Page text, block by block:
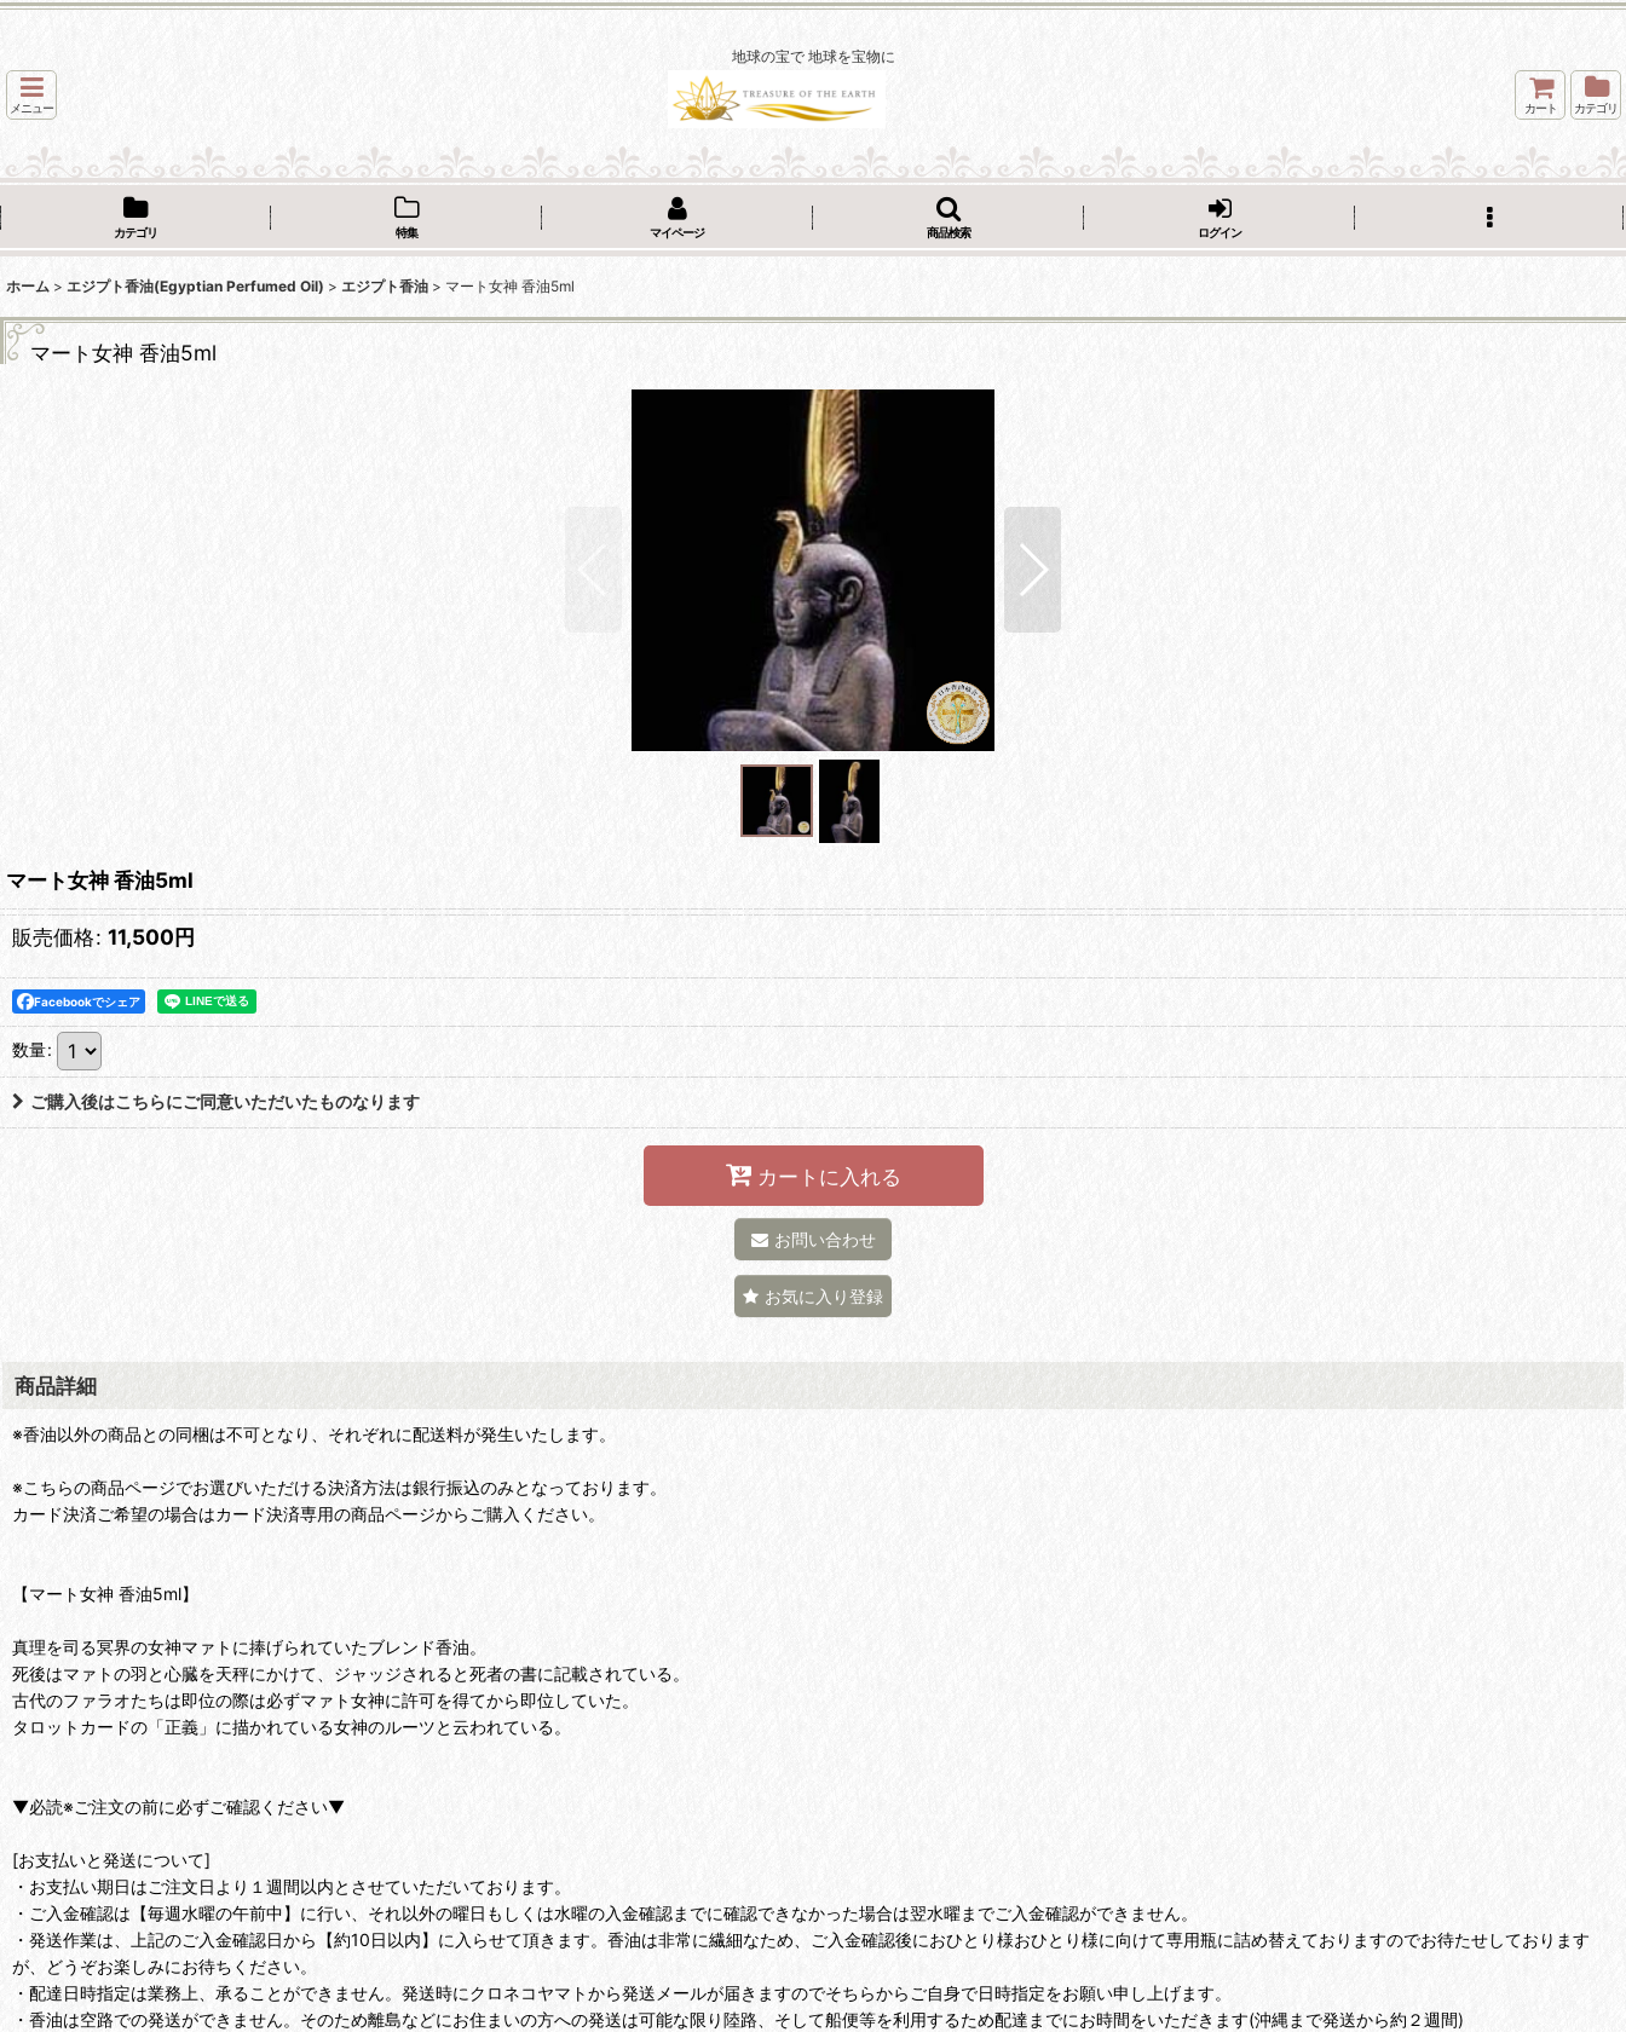
地球の宝で 地球を宝物に
メニュー カート カテゴリ
カテゴリ 特集 マイページ 商品検索 ログイン
ホーム > エジプト香油(Egyptian Perfumed Oil) > エジプト香油 > マート女神 香油5ml
マート女神 香油5ml
マート女神 香油5ml
販売価格: 11,500円
Facebookでシェア
数量:
ご購入後はこちらにご同意いただいたものなります
カートに入れる
お問い合わせ
お気に入り登録
商品詳細
※香油以外の商品との同梱は不可となり、それぞれに配送料が発生いたします。
※こちらの商品ページでお選びいただける決済方法は銀行振込のみとなっております。
カード決済ご希望の場合はカード決済専用の商品ページからご購入ください。
【マート女神 香油5ml】
真理を司る冥界の女神マァトに捧げられていたブレンド香油。
死後はマァトの羽と心臓を天秤にかけて、ジャッジされると死者の書に記載されている。
古代のファラオたちは即位の際は必ずマァト女神に許可を得てから即位していた。
タロットカードの「正義」に描かれている女神のルーツと云われている。
▼必読※ご注文の前に必ずご確認ください▼
[お支払いと発送について]
・お支払い期日はご注文日より１週間以内とさせていただいております。
・ご入金確認は【毎週水曜の午前中】に行い、それ以外の曜日もしくは水曜の入金確認までに確認できなかった場合は翌水曜までご入金確認ができません。
・発送作業は、上記のご入金確認日から【約10日以内】に入らせて頂きます。香油は非常に繊細なため、ご入金確認後におひとり様おひとり様に向けて専用瓶に詰め替えておりますのでお待たせしております
が、どうぞお楽しみにお待ちください。
・配達日時指定は業務上、承ることができません。発送時にクロネコヤマトから発送メールが届きますのでそちらからご自身で日時指定をお願い申し上げます。
・香油は空路での発送ができません。そのため離島などにお住まいの方への発送は可能な限り陸路、そして船便等を利用するため配達までにお時間をいただきます(沖縄まで発送から約２週間)